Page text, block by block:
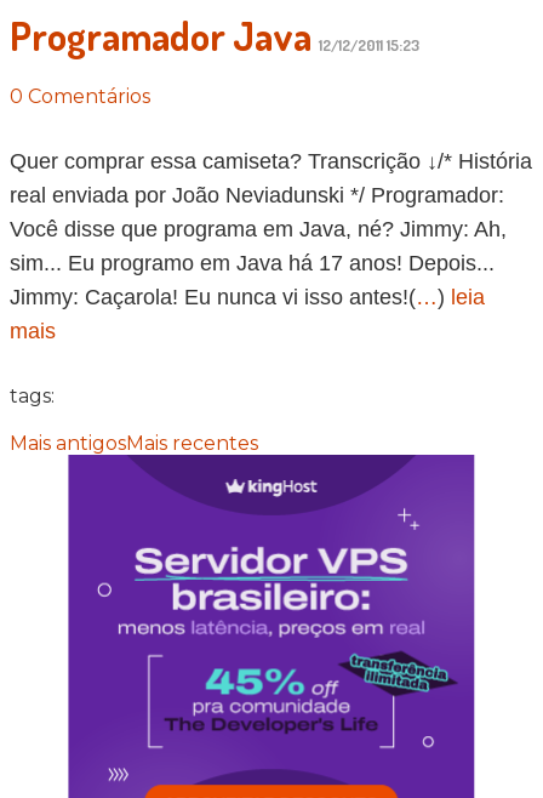
Programador Java 12/12/2011 15:23
0 Comentários
Quer comprar essa camiseta? Transcrição ↓/* História
real enviada por João Neviadunski */ Programador:
Você disse que programa em Java, né? Jimmy: Ah,
sim... Eu programo em Java há 17 anos! Depois...
Jimmy: Caçarola! Eu nunca vi isso antes!(…) leia
mais
tags:
Mais antigosMais recentes